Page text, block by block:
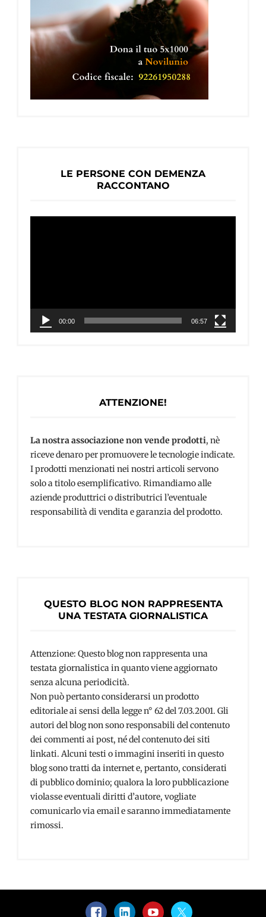
LE PERSONE CON DEMENZA
RACCONTANO
00:00 06:57
ATTENZIONE!
La nostra associazione non vende prodotti, nè
riceve denaro per promuovere le tecnologie indicate.
I prodotti menzionati nei nostri articoli servono
solo a titolo esemplificativo. Rimandiamo alle
aziende produttrici o distributrici l’eventuale
responsabilità di vendita e garanzia del prodotto.
QUESTO BLOG NON RAPPRESENTA
UNA TESTATA GIORNALISTICA
Attenzione: Questo blog non rappresenta una
testata giornalistica in quanto viene aggiornato
senza alcuna periodicità.
Non può pertanto considerarsi un prodotto
editoriale ai sensi della legge n° 62 del 7.03.2001. Gli
autori del blog non sono responsabili del contenuto
dei commenti ai post, né del contenuto dei siti
linkati. Alcuni testi o immagini inseriti in questo
blog sono tratti da internet e, pertanto, considerati
di pubblico dominio; qualora la loro pubblicazione
violasse eventuali diritti d’autore, vogliate
comunicarlo via email e saranno immediatamente
rimossi.